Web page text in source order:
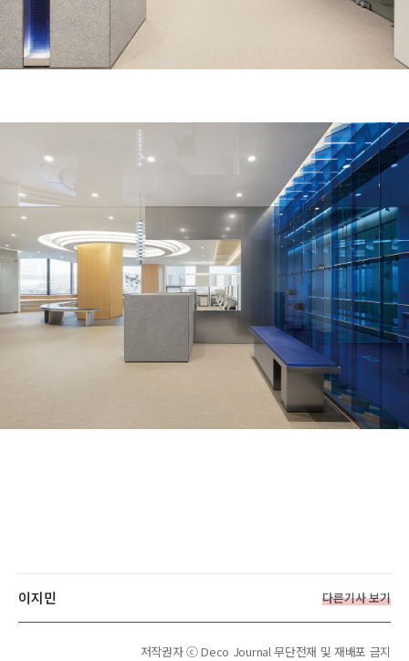
이지민 다른기사 보기
저작권자 ⓒ Deco Journal 무단전재 및 재배포 금지